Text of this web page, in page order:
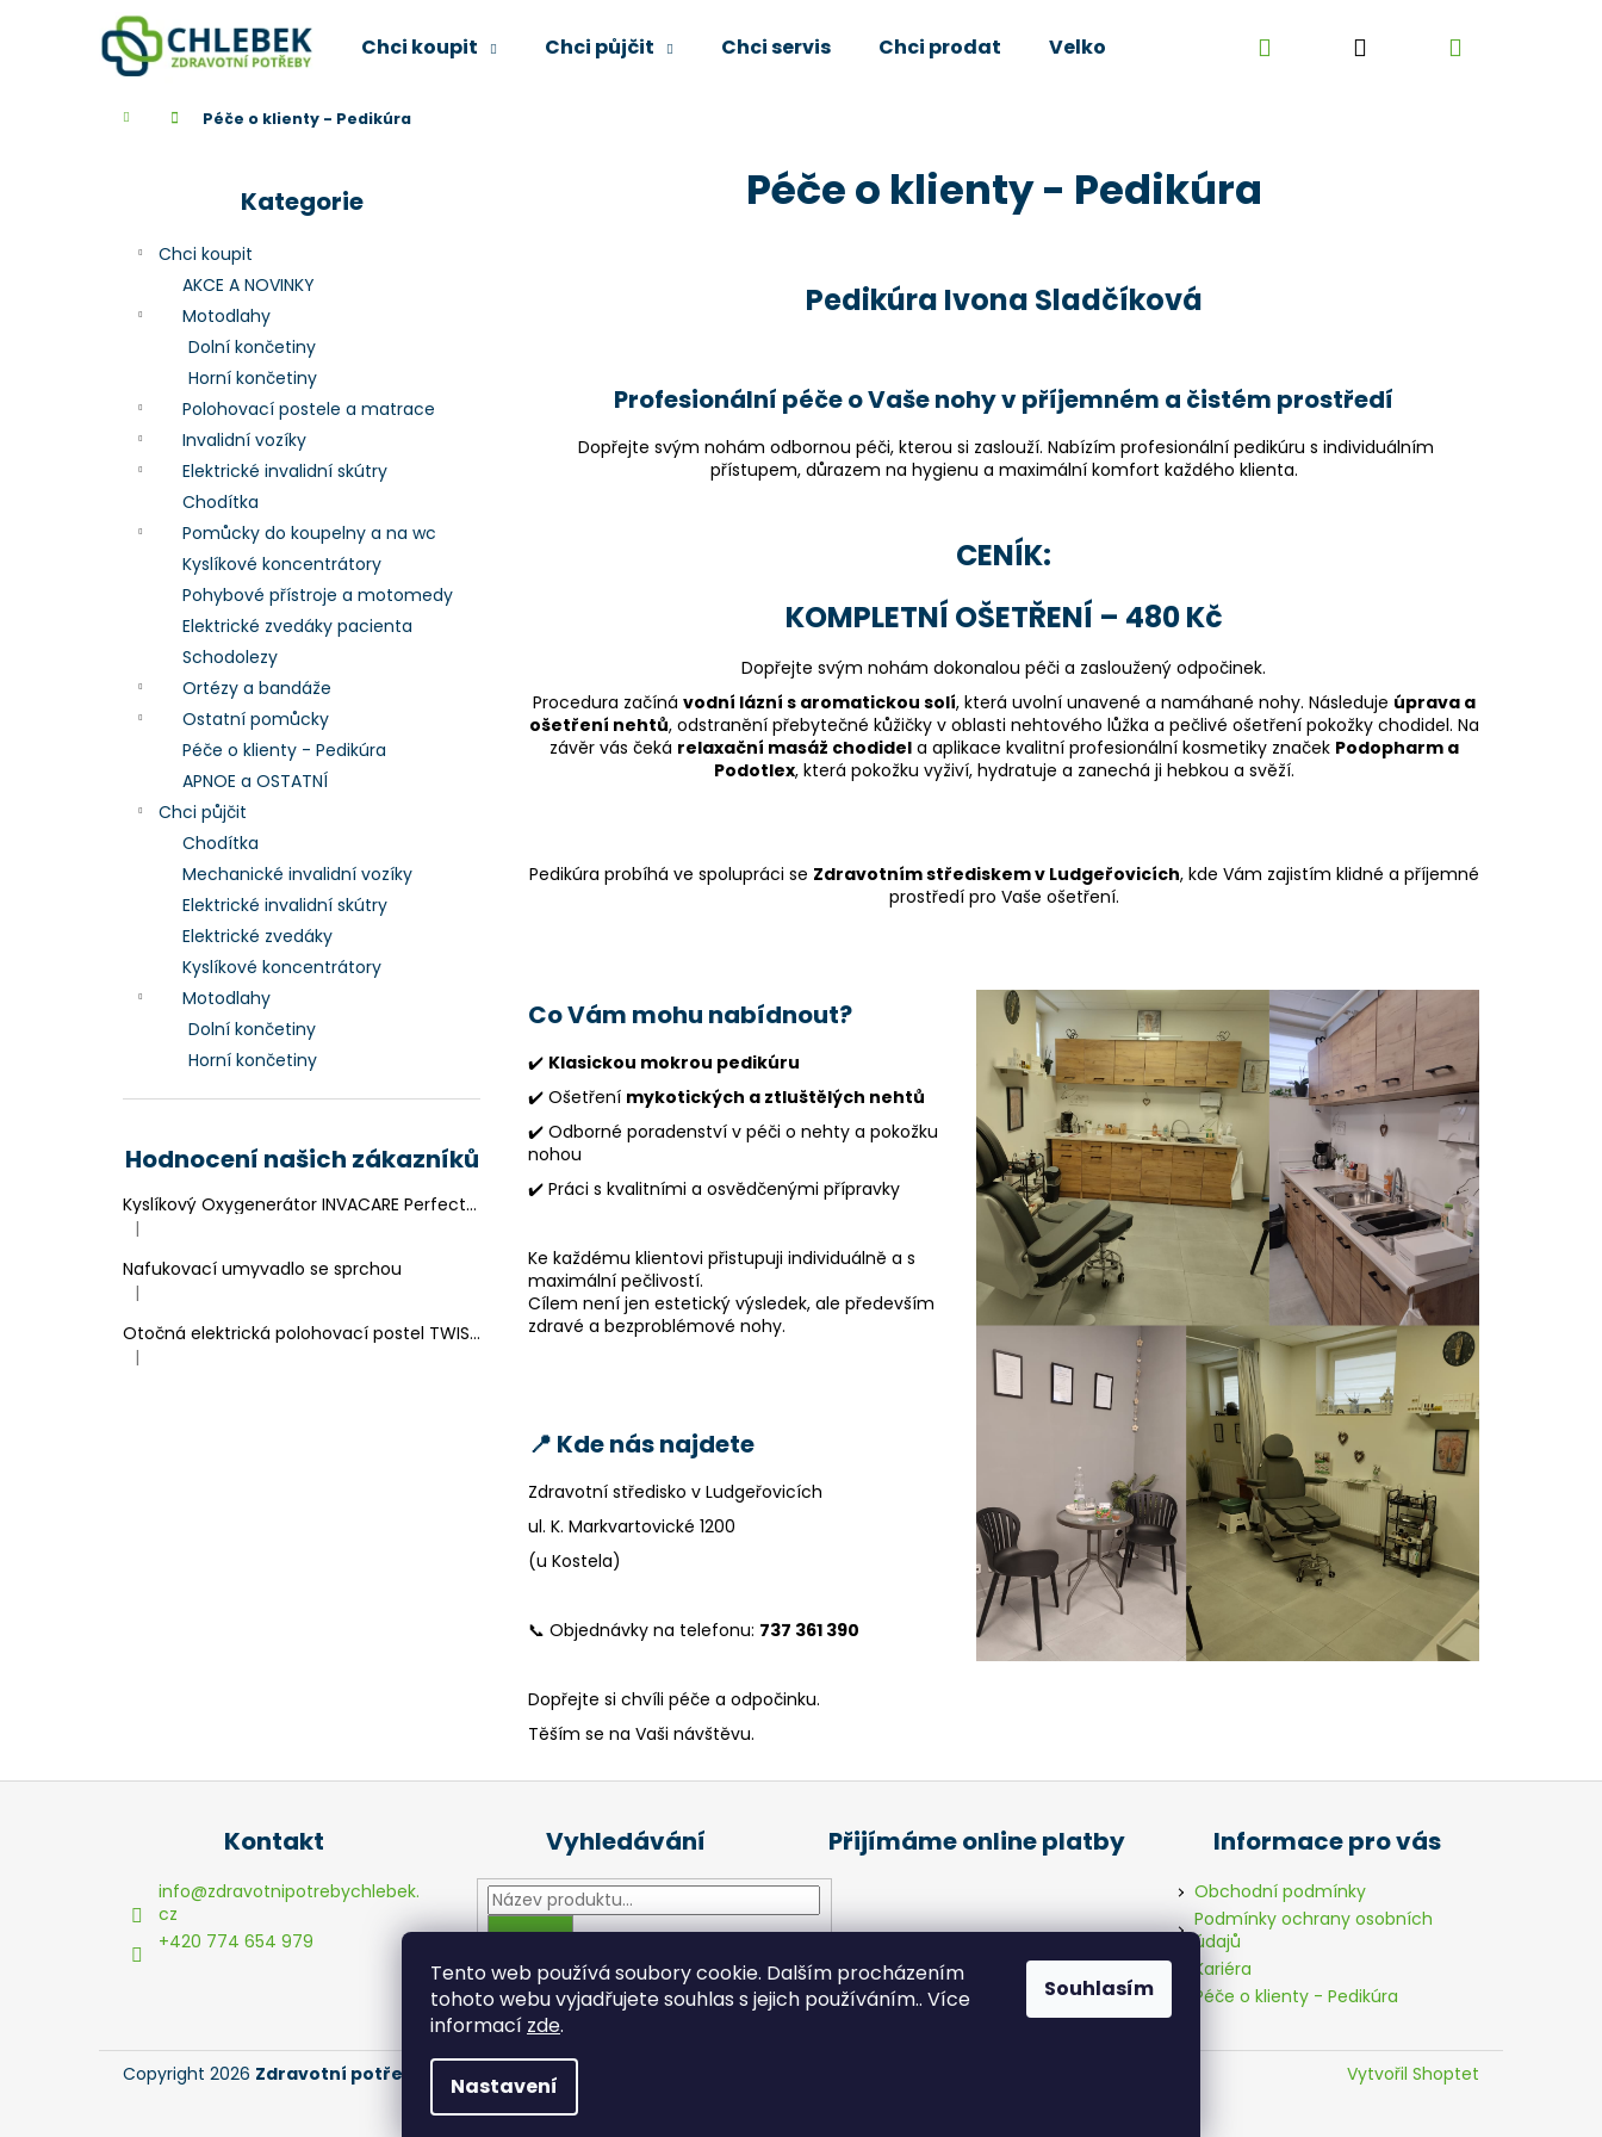
Tento web používá soubory cookie. Dalším procházením
tohoto webu vyjadřujete souhlas s jejich používáním.. Více
informací zde.
Nastavení
Souhlasím
Chci koupit Chci půjčit Chci servis Chci prodat Velkoobchod Kontakt Kariéra
Přihlášení
Domů Péče o klienty - Pedikúra
Kategorie
Chci koupit
AKCE A NOVINKY
Motodlahy
Dolní končetiny
Horní končetiny
Polohovací postele a matrace
Invalidní vozíky
Elektrické invalidní skútry
Chodítka
Pomůcky do koupelny a na wc
Kyslíkové koncentrátory
Pohybové přístroje a motomedy
Elektrické zvedáky pacienta
Schodolezy
Ortézy a bandáže
Ostatní pomůcky
Péče o klienty - Pedikúra
APNOE a OSTATNÍ
Chci půjčit
Chodítka
Mechanické invalidní vozíky
Elektrické invalidní skútry
Elektrické zvedáky
Kyslíkové koncentrátory
Motodlahy
Dolní končetiny
Horní končetiny
Hodnocení našich zákazníků
Kyslíkový Oxygenerátor INVACARE Perfecto 2
Hodnocení produktu je 4 z 5 hvězdiček.
|
Nafukovací umyvadlo se sprchou
Hodnocení produktu je 4 z 5 hvězdiček.
|
Otočná elektrická polohovací postel TWIST-SWING
Hodnocení produktu je 4 z 5 hvězdiček.
|
Péče o klienty - Pedikúra
Pedikúra Ivona Sladčíková
Profesionální péče o Vaše nohy v příjemném a čistém prostředí
Dopřejte svým nohám odbornou péči, kterou si zaslouží. Nabízím profesionální pedikúru s individuálním
přístupem, důrazem na hygienu a maximální komfort každého klienta.
CENÍK:
KOMPLETNÍ OŠETŘENÍ – 480 Kč
Dopřejte svým nohám dokonalou péči a zasloužený odpočinek.
Procedura začíná vodní lázní s aromatickou solí, která uvolní unavené a namáhané nohy. Následuje úprava a
ošetření nehtů, odstranění přebytečné kůžičky v oblasti nehtového lůžka a pečlivé ošetření pokožky chodidel. Na
závěr vás čeká relaxační masáž chodidela aplikace kvalitní profesionální kosmetiky značek Podopharm a
Podotlex, která pokožku vyživí, hydratuje a zanechá ji hebkou a svěží.
Pedikúra probíhá ve spolupráci se Zdravotním střediskem v Ludgeřovicích, kde Vám zajistím klidné a příjemné
prostředí pro Vaše ošetření.
Co Vám mohu nabídnout?
✔️ Klasickou mokrou pedikúru
✔️ Ošetření mykotických a ztluštělých nehtů
✔️ Odborné poradenství v péči o nehty a pokožku
nohou
✔️ Práci s kvalitními a osvědčenými přípravky
Ke každému klientovi přistupuji individuálně a s
maximální pečlivostí.
Cílem není jen estetický výsledek, ale především
zdravé a bezproblémové nohy.
📍 Kde nás najdete
Zdravotní středisko v Ludgeřovicích
ul. K. Markvartovické 1200
(u Kostela)
📞 Objednávky na telefonu: 737 361 390
Dopřejte si chvíli péče a odpočinku.
Těším se na Vaši návštěvu.
Zpět
Zpět
Kontakt
info@zdravotnipotrebychlebek.
cz
+420 774 654 979
Vyhledávání Přijímáme online platby Informace pro vás
Obchodní podmínky
Podmínky ochrany osobních
údajů
Kariéra
Péče o klienty - Pedikúra
Vytvořil Shoptet
Copyright 2026 Zdravotní potřeby Chlebek . Všechna práva vyhrazena.